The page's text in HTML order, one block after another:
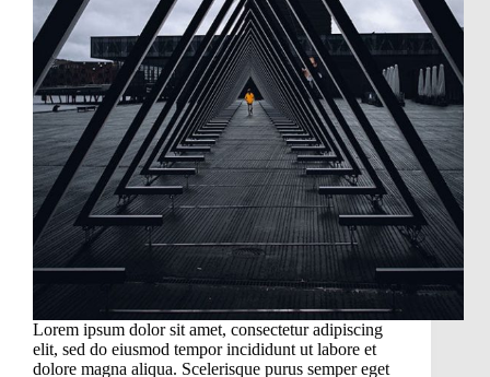
Lorem ipsum dolor sit amet, consectetur adipiscing
elit, sed do eiusmod tempor incididunt ut labore et
dolore magna aliqua. Scelerisque purus semper eget